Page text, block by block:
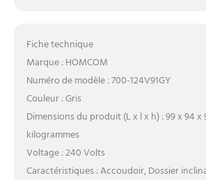
Fiche technique
Marque : HOMCOM
Numéro de modèle : 700-124V91GY
Couleur : Gris
Dimensions du produit (L x l x h) : 99 x 94 x
kilogrammes
Voltage : 240 Volts
Caractéristiques : Accoudoir, Dossier